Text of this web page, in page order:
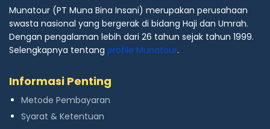
Munatour (PT Muna Bina Insani) merupakan perusahaan
swasta nasional yang bergerak di bidang Haji dan Umrah.
Dengan pengalaman lebih dari 26 tahun sejak tahun 1999.
Selengkapnya tentang profile Munatour.
Informasi Penting
Metode Pembayaran
Syarat & Ketentuan